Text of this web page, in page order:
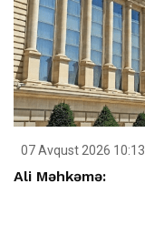
07 Avqust 2026 10:13
Ali Məhkəmə: